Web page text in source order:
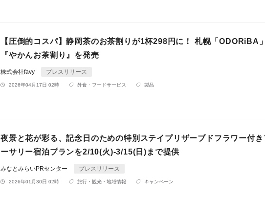
【圧倒的コスパ】静岡茶のお茶割りが1杯298円に！ 札幌「ODORiBA
『やかんお茶割り』を発売
株式会社favy プレスリリース
2026年04月17日 02時 外食・フードサービス 製品
夜景と花が彩る、記念日のための特別ステイプリザーブドフラワー付
ーサリー宿泊プランを2/10(火)-3/15(日)まで提供
みなとみらいPRセンター プレスリリース
2026年01月30日 02時 旅行・観光・地域情報 キャンペーン